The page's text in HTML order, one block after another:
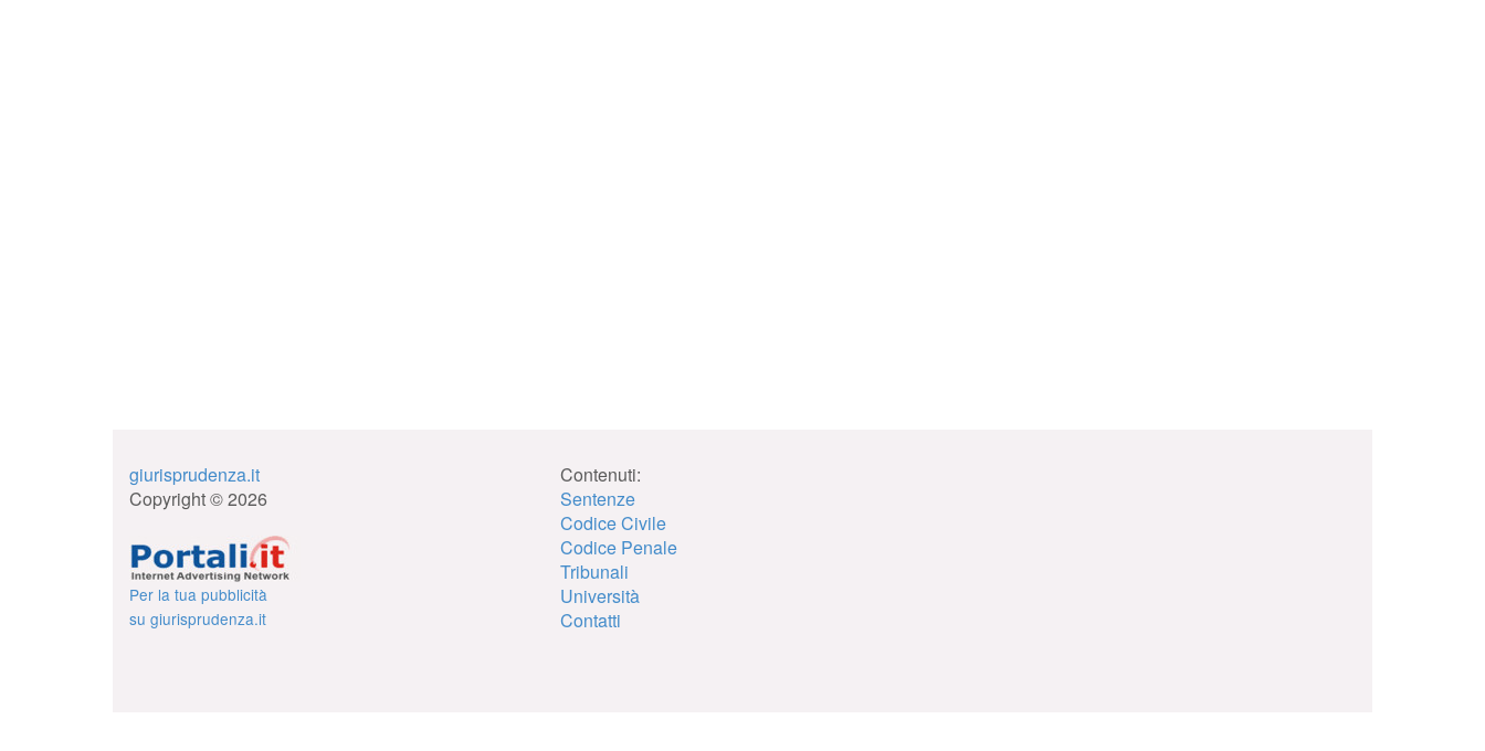
giurisprudenza.it
Copyright © 2026
Per la tua pubblicità
su giurisprudenza.it
Contenuti:
Sentenze
Codice Civile
Codice Penale
Tribunali
Università
Contatti